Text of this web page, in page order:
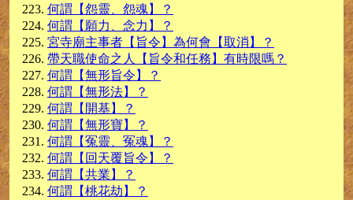
何謂【怨靈、怨魂】？
何謂【願力、念力】？
宮寺廟主事者【旨令】為何會【取消】？
帶天職使命之人【旨令和任務】有時限嗎？
何謂【無形旨令】？
何謂【無形法】？
何謂【開基】？
何謂【無形寶】？
何謂【冤靈、冤魂】？
何謂【回天覆旨令】？
何謂【共業】？
何謂【桃花劫】？